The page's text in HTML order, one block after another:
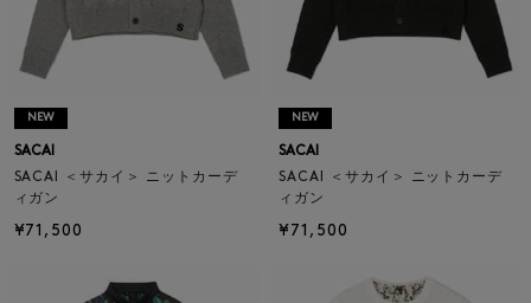
NEW
SACAI
SACAI ＜サカイ＞ ニットカーデ
ィガン
¥71,500
NEW
SACAI
SACAI ＜サカイ＞ ニットカーデ
ィガン
¥71,500